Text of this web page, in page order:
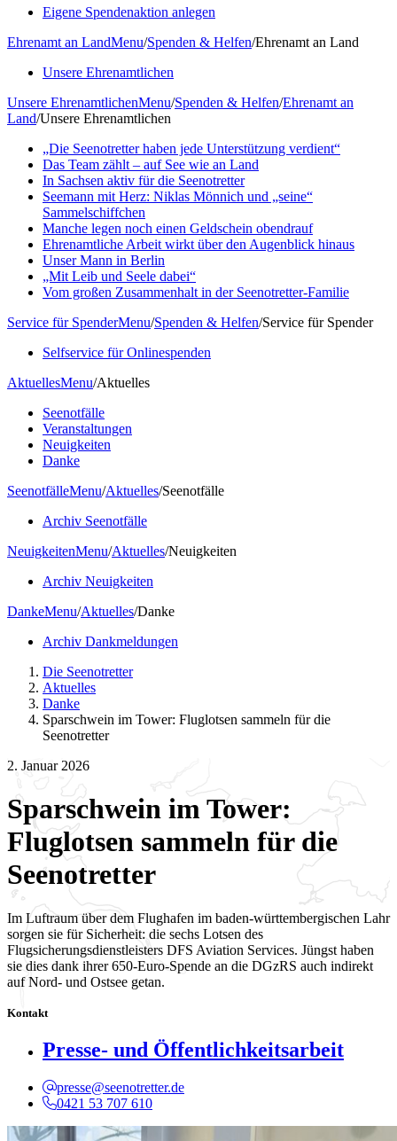
Eigene Spendenaktion anlegen
Ehrenamt an LandMenu/Spenden & Helfen/Ehrenamt an Land
Unsere Ehrenamtlichen
Unsere EhrenamtlichenMenu/Spenden & Helfen/Ehrenamt an
Land/Unsere Ehrenamtlichen
„Die Seenotretter haben jede Unterstützung verdient“
Das Team zählt – auf See wie an Land
In Sachsen aktiv für die Seenotretter
Seemann mit Herz: Niklas Mönnich und „seine“
Sammelschiffchen
Manche legen noch einen Geldschein obendrauf
Ehrenamtliche Arbeit wirkt über den Augenblick hinaus
Unser Mann in Berlin
„Mit Leib und Seele dabei“
Vom großen Zusammenhalt in der Seenotretter-Familie
Service für SpenderMenu/Spenden & Helfen/Service für Spender
Selfservice für Onlinespenden
AktuellesMenu/Aktuelles
Seenotfälle
Veranstaltungen
Neuigkeiten
Danke
SeenotfälleMenu/Aktuelles/Seenotfälle
Archiv Seenotfälle
NeuigkeitenMenu/Aktuelles/Neuigkeiten
Archiv Neuigkeiten
DankeMenu/Aktuelles/Danke
Archiv Dankmeldungen
Die Seenotretter
Aktuelles
Danke
Sparschwein im Tower: Fluglotsen sammeln für die
Seenotretter
2. Januar 2026
Sparschwein im Tower:
Fluglotsen sammeln für die
Seenotretter
Im Luftraum über dem Flughafen im baden-württembergischen Lahr
sorgen sie für Sicherheit: die sechs Lotsen des
Flugsicherungsdienstleisters DFS Aviation Services. Jüngst haben
sie dies dank ihrer 650-Euro-Spende an die DGzRS auch indirekt
auf Nord- und Ostsee getan.
Kontakt
Presse- und Öffentlichkeitsarbeit
presse@seenotretter.de
0421 53 707 610